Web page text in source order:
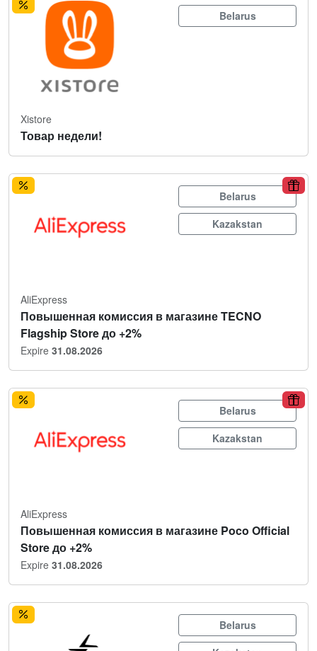
Belarus
Xistore
Товар недели!
Belarus
Kazakstan
AliExpress
Повышенная комиссия в магазине TECNO
Flagship Store до +2%
Expire 31.08.2026
Belarus
Kazakstan
AliExpress
Повышенная комиссия в магазине Poco Official
Store до +2%
Expire 31.08.2026
Belarus